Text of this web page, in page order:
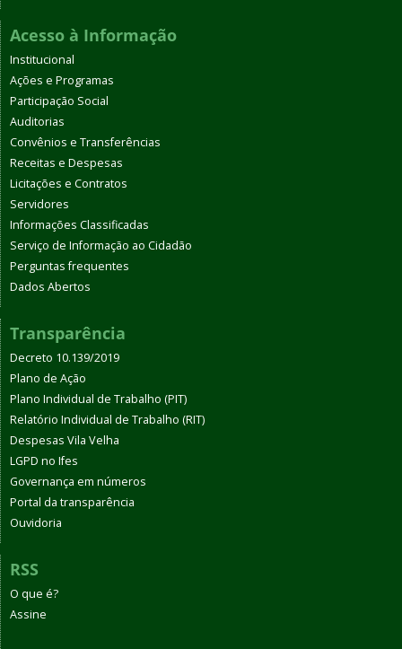
Acesso à Informação
Institucional
Ações e Programas
Participação Social
Auditorias
Convênios e Transferências
Receitas e Despesas
Licitações e Contratos
Servidores
Informações Classificadas
Serviço de Informação ao Cidadão
Perguntas frequentes
Dados Abertos
Transparência
Decreto 10.139/2019
Plano de Ação
Plano Individual de Trabalho (PIT)
Relatório Individual de Trabalho (RIT)
Despesas Vila Velha
LGPD no Ifes
Governança em números
Portal da transparência
Ouvidoria
RSS
O que é?
Assine